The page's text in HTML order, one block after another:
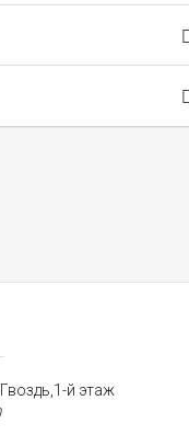
й этаж